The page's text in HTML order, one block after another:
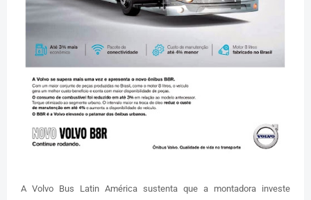
A Volvo Bus Latin América sustenta que a montadora investe